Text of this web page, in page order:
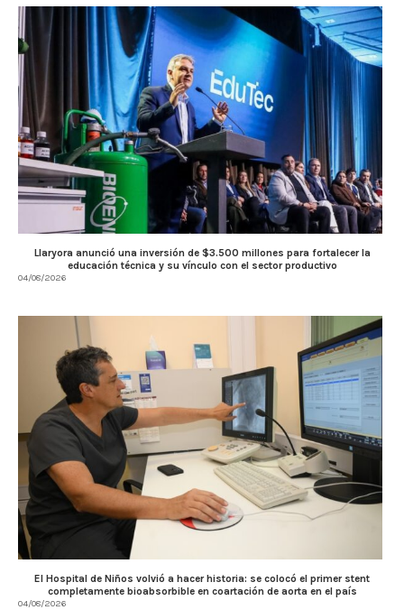
Llaryora anunció una inversión de $3.500 millones para fortalecer la
educación técnica y su vínculo con el sector productivo
04/08/2026
El Hospital de Niños volvió a hacer historia: se colocó el primer stent
completamente bioabsorbible en coartación de aorta en el país
04/08/2026